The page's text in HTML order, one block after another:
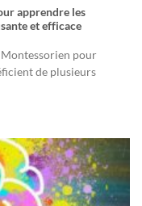
apprendre les
et efficace
pour
de plusieurs